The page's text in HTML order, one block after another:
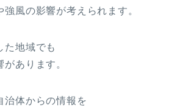
風の影響が考えられます。
た地域でも
あります。
治体からの情報を